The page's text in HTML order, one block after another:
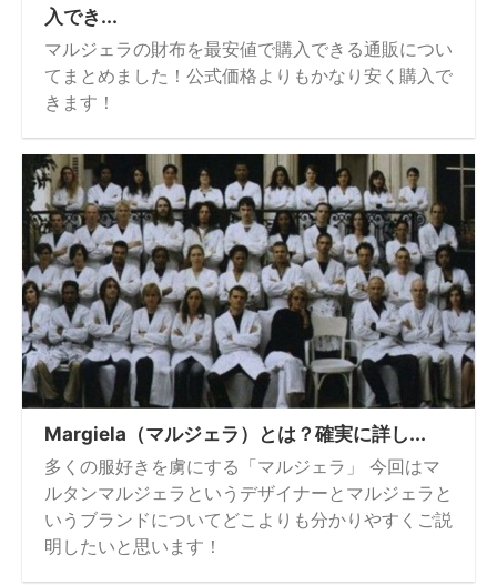
入でき...
マルジェラの財布を最安値で購入できる通販につい
てまとめました！公式価格よりもかなり安く購入で
きます！
Margiela（マルジェラ）とは？確実に詳し...
多くの服好きを虜にする「マルジェラ」 今回はマ
ルタンマルジェラというデザイナーとマルジェラと
いうブランドについてどこよりも分かりやすくご説
明したいと思います！